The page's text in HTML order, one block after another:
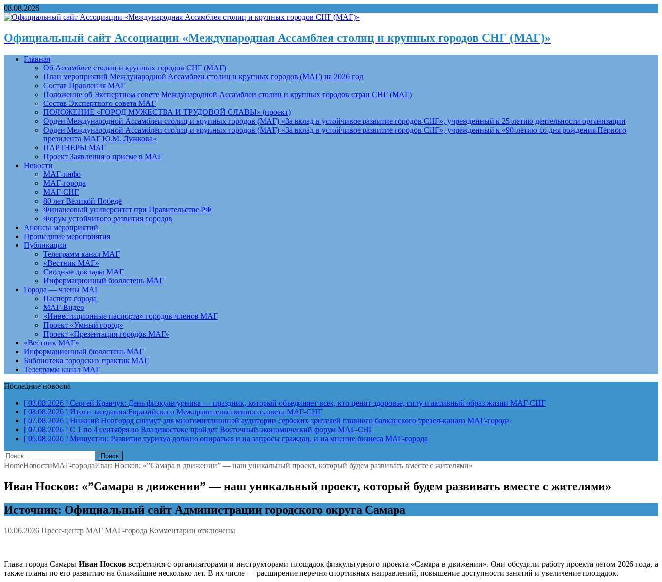
08.08.2026
Официальный сайт Ассоциации «Международная Ассамблея столиц и крупных городов СНГ (МАГ)»
Главная
Об Ассамблее столиц и крупных городов СНГ (МАГ)
План мероприятий Международной Ассамблеи столиц и крупных городов (МАГ) на 2026 год
Состав Правления МАГ
Положение об Экспертном совете Международной Ассамблеи столиц и крупных городов стран СНГ (МАГ)
Состав Экспертного совета МАГ
ПОЛОЖЕНИЕ «ГОРОД МУЖЕСТВА И ТРУДОВОЙ СЛАВЫ» (проект)
Орден Международной Ассамблеи столиц и крупных городов (МАГ) «За вклад в устойчивое развитие городов СНГ», учрежденный к 25-летию деятельности организации
Орден Международной Ассамблеи столиц и крупных городов (МАГ) «За вклад в устойчивое развитие городов СНГ», учрежденный к «90-летию со дня рождения Первого
президента МАГ Ю.М. Лужкова»
ПАРТНЕРЫ МАГ
Проект Заявления о приеме в МАГ
Новости
МАГ-инфо
МАГ-города
МАГ-СНГ
80 лет Великой Победе
Финансовый университет при Правительстве РФ
Форум устойчивого развития городов
Анонсы мероприятий
Прошедшие мероприятия
Публикации
Телеграмм канал МАГ
«Вестник МАГ»
Сводные доклады МАГ
Информационный бюллетень МАГ
Города — члены МАГ
Паспорт города
МАГ-Видео
«Инвестиционные паспорта» городов-членов МАГ
Проект «Умный город»
Проект «Презентация городов МАГ»
«Вестник МАГ»
Информационный бюллетень МАГ
Библиотека городских практик МАГ
Телеграмм канал МАГ
Последние новости
[ 08.08.2026 ] Сергей Кравчук: День физкультурника — праздник, который объединяет всех, кто ценит здоровье, силу и активный образ жизни МАГ-СНГ
[ 08.08.2026 ] Итоги заседания Евразийского Межправительственного совета МАГ-СНГ
[ 07.08.2026 ] Нижний Новгород снимут для многомиллионной аудитории сербских зрителей главного балканского тревел-канала МАГ-города
[ 07.08.2026 ] С 1 по 4 сентября во Владивостоке пройдет Восточный экономический форум МАГ-СНГ
[ 06.08.2026 ] Мишустин: Развитие туризма должно опираться и на запросы граждан, и на мнение бизнеса МАГ-города
Найти:
HomeНовостиМАГ-городаИван Носков: «”Самара в движении” — наш уникальный проект, который будем развивать вместе с жителями»
Иван Носков: «”Самара в движении” — наш уникальный проект, который будем развивать вместе с жителями»
Источник: Официальный сайт Администрации городского округа Самара
10.06.2026 Пресс-центр МАГ МАГ-города Комментарии к
«”Самара
в
отключены
Глава города Самары Иван Носковвстретился с организаторами и инструкторами площадок физкультурного проекта «Самара в движении». Они обсудили работу проекта летом 2026 года, а
также планы по его развитию на ближайшие несколько лет. В их числе — расширение перечня спортивных направлений, повышение доступности занятий и увеличение площадок.